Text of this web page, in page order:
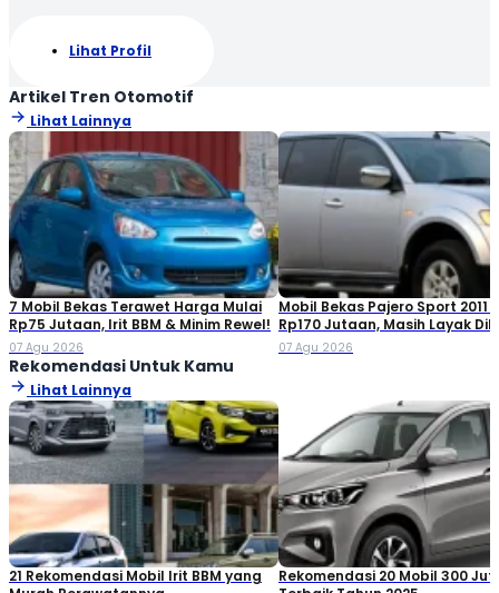
Lihat Profil
Artikel Tren Otomotif
Lihat Lainnya
7 Mobil Bekas Terawet Harga Mulai
Rp75 Jutaan, Irit BBM & Minim Rewel!
07 Agu 2026
Mobil Bekas Pajero Sport 2011
Rp170 Jutaan, Masih Layak
07 Agu 2026
Rekomendasi Untuk Kamu
Lihat Lainnya
21 Rekomendasi Mobil Irit BBM yang
Rekomendasi 20 Mobil 300